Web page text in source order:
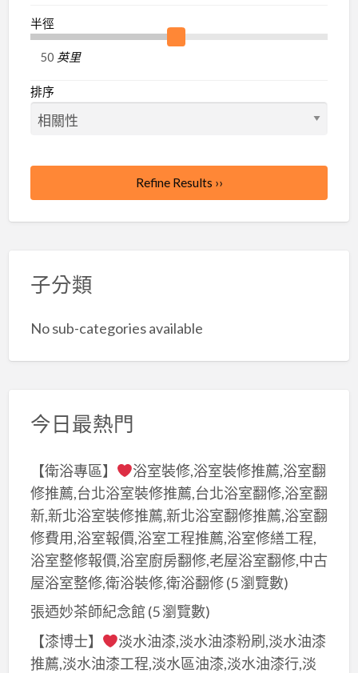
半徑
英里
排序
Refine Results ››
子分類
No sub-categories available
今日最熱門
【衛浴專區】
浴室裝修,浴室裝修推薦,浴室翻
修推薦,台北浴室裝修推薦,台北浴室翻修,浴室翻
新,新北浴室裝修推薦,新北浴室翻修推薦,浴室翻
修費用,浴室報價,浴室工程推薦,浴室修繕工程,
浴室整修報價,浴室廚房翻修,老屋浴室翻修,中古
屋浴室整修,衛浴裝修,衛浴翻修(5 瀏覽數)
張迺妙茶師紀念館 (5 瀏覽數)
【漆博士】
淡水油漆,淡水油漆粉刷,淡水油漆
推薦,淡水油漆工程,淡水區油漆,淡水油漆行,淡